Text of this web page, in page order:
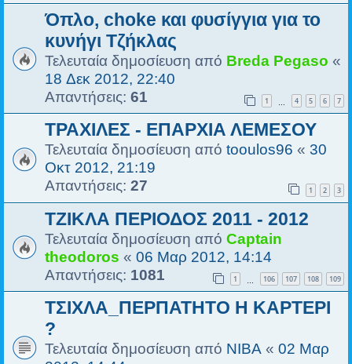
Όπλο, choke και φυσίγγια για το
κυνήγι Τζήκλας
Τελευταία δημοσίευση από Breda Pegaso «
18 Δεκ 2012, 22:40
Απαντήσεις: 61 1 … 4 5 6 7
ΤΡΑΧΙΛΕΣ - ΕΠΑΡΧΙΑ ΛΕΜΕΣΟΥ
Τελευταία δημοσίευση από tooulos96 « 30
Οκτ 2012, 21:19
Απαντήσεις: 27 1 2 3
ΤΖΙΚΛΑ ΠΕΡΙΟΔΟΣ 2011 - 2012
Τελευταία δημοσίευση από Captain
theodoros « 06 Μαρ 2012, 14:14
Απαντήσεις: 1081 1 … 106 107 108 109
ΤΣΙΧΛΑ_ΠΕΡΠΑΤΗΤΟ Η ΚΑΡΤΕΡΙ
?
Τελευταία δημοσίευση από NIBA « 02 Μαρ